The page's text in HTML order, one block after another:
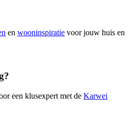
en wooninspiratie voor jouw huis en
een klusexpert met de Karwei